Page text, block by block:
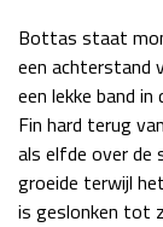
Bottas staat
een achterstand
een lekke band
Fin hard terug
als elfde over de
groeide terwijl
is geslonken tot